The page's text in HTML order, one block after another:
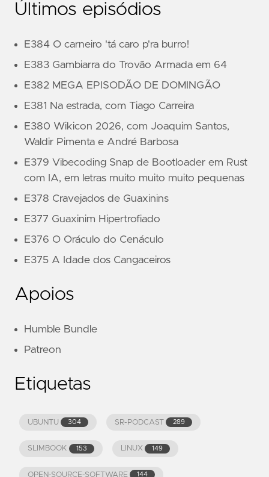
Últimos episódios
E384 O carneiro 'tá caro p'ra burro!
E383 Gambiarra do Trovão Armada em 64
E382 MEGA EPISODÃO DE DOMINGÃO
E381 Na estrada, com Tiago Carreira
E380 Wikicon 2026, com Joaquim Santos,
Waldir Pimenta e André Barbosa
E379 Vibecoding Snap de Bootloader em Rust
com IA, em letras muito muito muito pequenas
E378 Cravejados de Guaxinins
E377 Guaxinim Hipertrofiado
E376 O Oráculo do Cenáculo
E375 A Idade dos Cangaceiros
Apoios
Humble Bundle
Patreon
Etiquetas
UBUNTU 304 SR-PODCAST 289
SLIMBOOK 153 LINUX 149
OPEN-SOURCE-SOFTWARE 144